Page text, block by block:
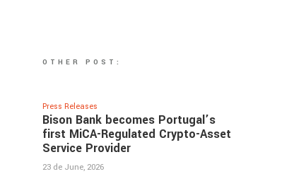
OTHER POST:
Press Releases
Bison Bank becomes Portugal’s
first MiCA-Regulated Crypto-Asset
Service Provider
23 de June, 2026